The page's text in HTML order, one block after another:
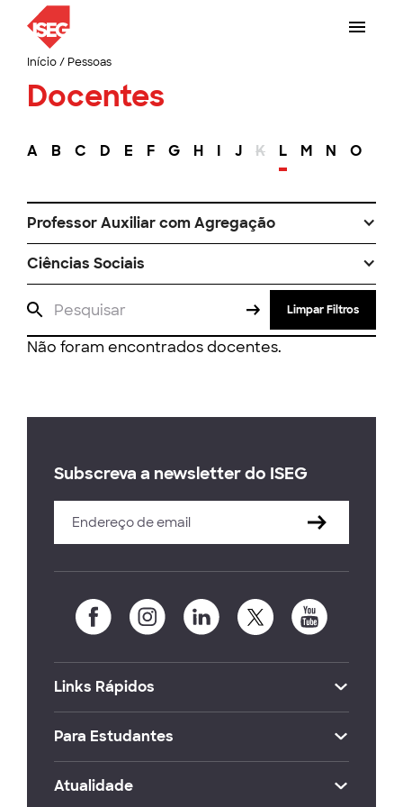
Início/ Pessoas
Docentes
A B C D E F G H I J K L M N O
Professor Auxiliar com Agregação
Ciências Sociais
Limpar Filtros
Não foram encontrados docentes.
Subscreva a newsletter do ISEG
Links Rápidos
Para Estudantes
Atualidade